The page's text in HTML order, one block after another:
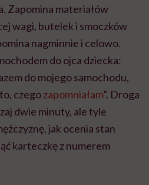
Zapomina materiałów
wagi, butelek i smoczków
nagminnie i celowo.
do ojca dziecka:
do mojego samochodu,
czegozapomniałam”. Droga
dwie minuty, ale tyle
jak ocenia stan
karteczkę z numerem